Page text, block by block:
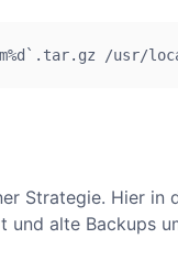
/usr/
Strategie. Hier in
alte Backups